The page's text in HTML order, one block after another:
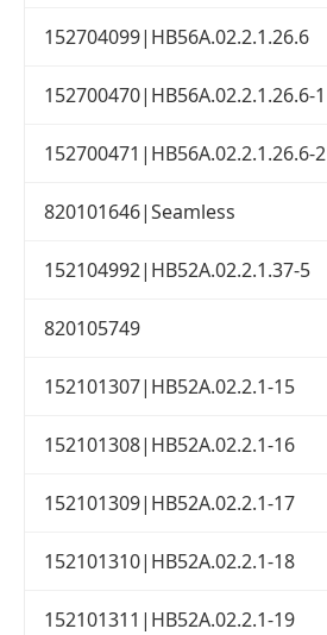
152704099|HB56A.02.2.1.26.6
152700470|HB56A.02.2.1.26.6-1
152700471|HB56A.02.2.1.26.6-2
820101646|Seamless
152104992|HB52A.02.2.1.37-5
820105749
152101307|HB52A.02.2.1-15
152101308|HB52A.02.2.1-16
152101309|HB52A.02.2.1-17
152101310|HB52A.02.2.1-18
152101311|HB52A.02.2.1-19